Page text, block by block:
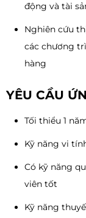
động và tài
Nghiên cứu
các chương
hàng
YÊU CẦU
Tối thiểu 1
Kỹ năng vi
Có kỹ năng
viên tốt
Kỹ năng